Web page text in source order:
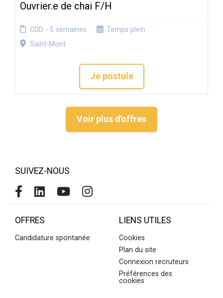
Ouvrier.e de chai F/H
CDD - 5 semaines
Temps plein
Saint-Mont
Je postule
Voir plus d'offres
SUIVEZ-NOUS
OFFRES
Candidature spontanée
LIENS UTILES
Cookies
Plan du site
Connexion recruteurs
Préférences des
cookies